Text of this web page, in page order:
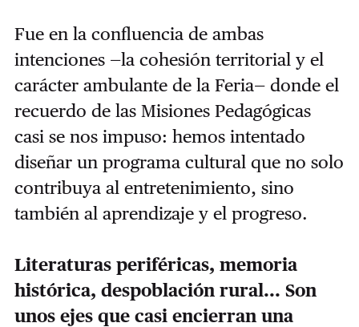
Fue en la confluencia de ambas
intenciones —la cohesión territorial y el
carácter ambulante de la Feria— donde el
recuerdo de las Misiones Pedagógicas
casi se nos impuso: hemos intentado
diseñar un programa cultural que no solo
contribuya al entretenimiento, sino
también al aprendizaje y el progreso.
Literaturas periféricas, memoria
histórica, despoblación rural... Son
unos ejes que casi encierran una